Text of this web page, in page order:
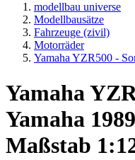
modellbau universe
Modellbausätze
Fahrzeuge (zivil)
Motorräder
Yamaha YZR500 -
Yamaha
Yamaha
Maßstab